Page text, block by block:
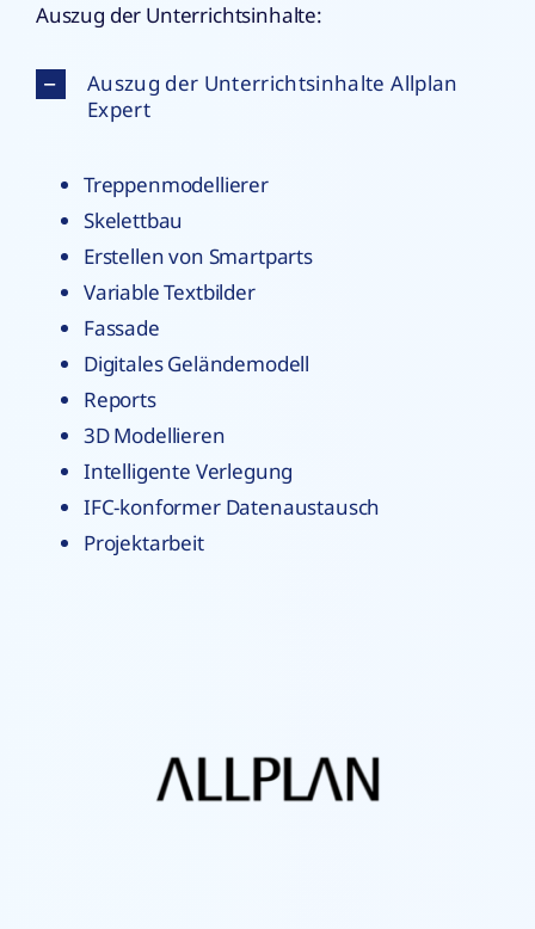
Auszug der Unterrichtsinhalte:
Auszug der Unterrichtsinhalte Allplan
Expert
Treppenmodellierer
Skelettbau
Erstellen von Smartparts
Variable Textbilder
Fassade
Digitales Geländemodell
Reports
3D Modellieren
Intelligente Verlegung
IFC-konformer Datenaustausch
Projektarbeit